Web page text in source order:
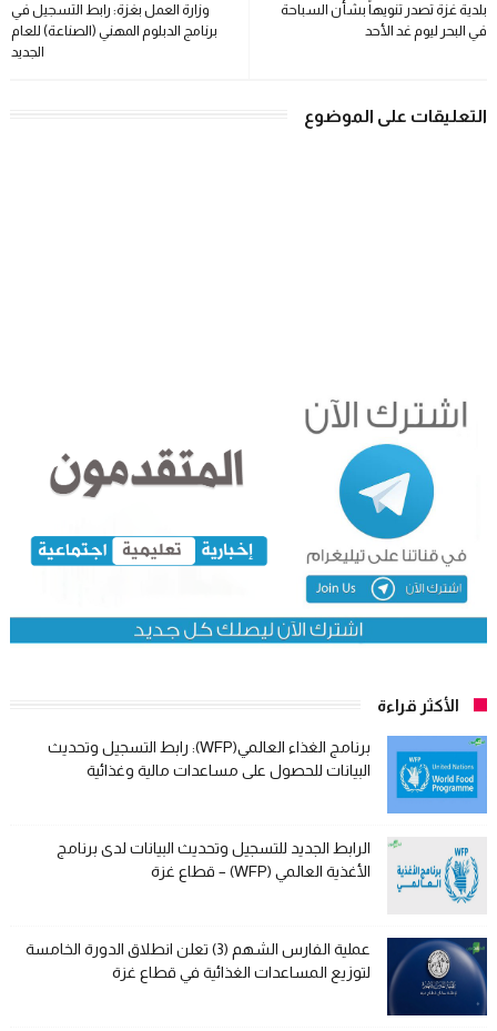
وزارة العمل بغزة: رابط التسجيل في
برنامج الدبلوم المهني (الصناعة) للعام
الجديد
بلدية غزة تصدر تنويهاً بشأن السباحة
في البحر ليوم غد الأحد
التعليقات على الموضوع
الأكثر قراءة
برنامج الغذاء العالمي(WFP): رابط التسجيل وتحديث
البيانات للحصول على مساعدات مالية وغذائية
الرابط الجديد للتسجيل وتحديث البيانات لدى برنامج
الأغذية العالمي (WFP) – قطاع غزة
عملية الفارس الشهم (3) تعلن انطلاق الدورة الخامسة
لتوزيع المساعدات الغذائية في قطاع غزة